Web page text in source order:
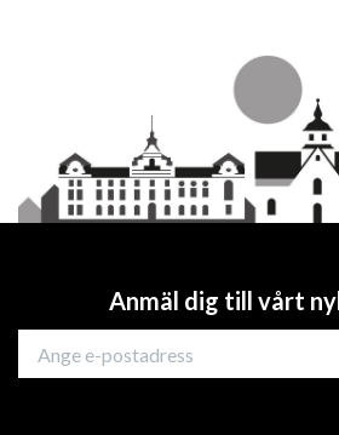
Anmäl dig till vårt